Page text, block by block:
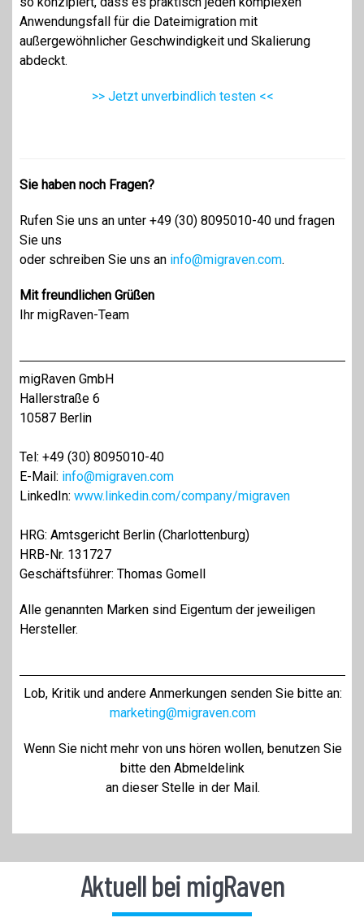
Anwendungsfall für die Dateimigration mit
außergewöhnlicher Geschwindigkeit und Skalierung
abdeckt.
>> Jetzt unverbindlich testen <<
Sie haben noch Fragen?
Rufen Sie uns an unter +49 (30) 8095010-40 und fragen
Sie uns
oder schreiben Sie uns an info@migraven.com.
Mit freundlichen Grüßen
Ihr migRaven-Team
migRaven GmbH
Hallerstraße 6
10587 Berlin
Tel: +49 (30) 8095010-40
E-Mail: info@migraven.com
LinkedIn: www.linkedin.com/company/migraven
HRG: Amtsgericht Berlin (Charlottenburg)
HRB-Nr. 131727
Geschäftsführer: Thomas Gomell
Alle genannten Marken sind Eigentum der jeweiligen
Hersteller.
Lob, Kritik und andere Anmerkungen senden Sie bitte an:
marketing@migraven.com
Wenn Sie nicht mehr von uns hören wollen, benutzen Sie
bitte den Abmeldelink
an dieser Stelle in der Mail.
Aktuell bei migRaven